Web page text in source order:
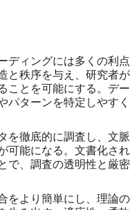
ディングには多くの利点
と秩序を与え、研究者が
ことを可能にする。デー
パターンを特定しやすく
を徹底的に調査し、文脈
可能になる。文書化され
で、調査の透明性と厳密
をより簡単にし、理論の